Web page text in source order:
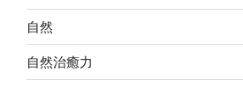
自然
自然治癒力